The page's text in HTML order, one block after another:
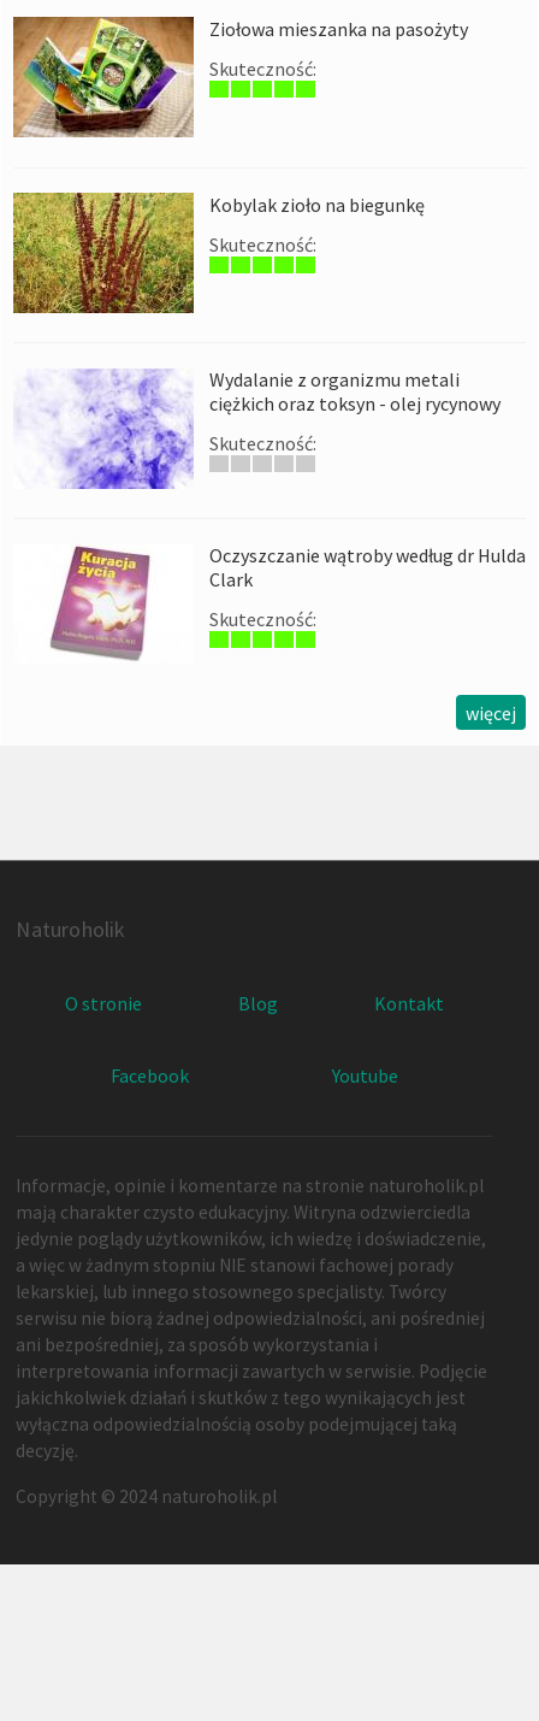
Ziołowa mieszanka na pasożyty
Skuteczność:
Kobylak zioło na biegunkę
Skuteczność:
Wydalanie z organizmu metali
ciężkich oraz toksyn - olej rycynowy
Skuteczność:
Oczyszczanie wątroby według dr Hulda
Clark
Skuteczność:
więcej
Naturoholik
O stronie Blog Kontakt
Facebook Youtube
Informacje, opinie i komentarze na stronie naturoholik.pl
mają charakter czysto edukacyjny. Witryna odzwierciedla
jedynie poglądy użytkowników, ich wiedzę i doświadczenie,
a więc w żadnym stopniu NIE stanowi fachowej porady
lekarskiej, lub innego stosownego specjalisty. Twórcy
serwisu nie biorą żadnej odpowiedzialności, ani pośredniej
ani bezpośredniej, za sposób wykorzystania i
interpretowania informacji zawartych w serwisie. Podjęcie
jakichkolwiek działań i skutków z tego wynikających jest
wyłączna odpowiedzialnością osoby podejmującej taką
decyzję.
Copyright © 2024 naturoholik.pl